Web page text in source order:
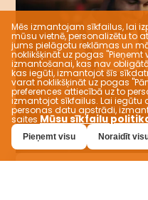
Mēs izmantojam sīkfailus, lai
mūsu vietnē, personalizētu to
jums pielāgotu reklāmas un
noklikšķināt uz pogas "Pieņemt
izmantošanai, kas nav
kas iegūti, izmantojot šīs
varat noklikšķināt uz pogas
preferences attiecībā uz to
izmantojot sīkfailus. Lai
personas datu apstrādi,
saites Mūsu sīkfailu
Pieņemt visu Noraidīt